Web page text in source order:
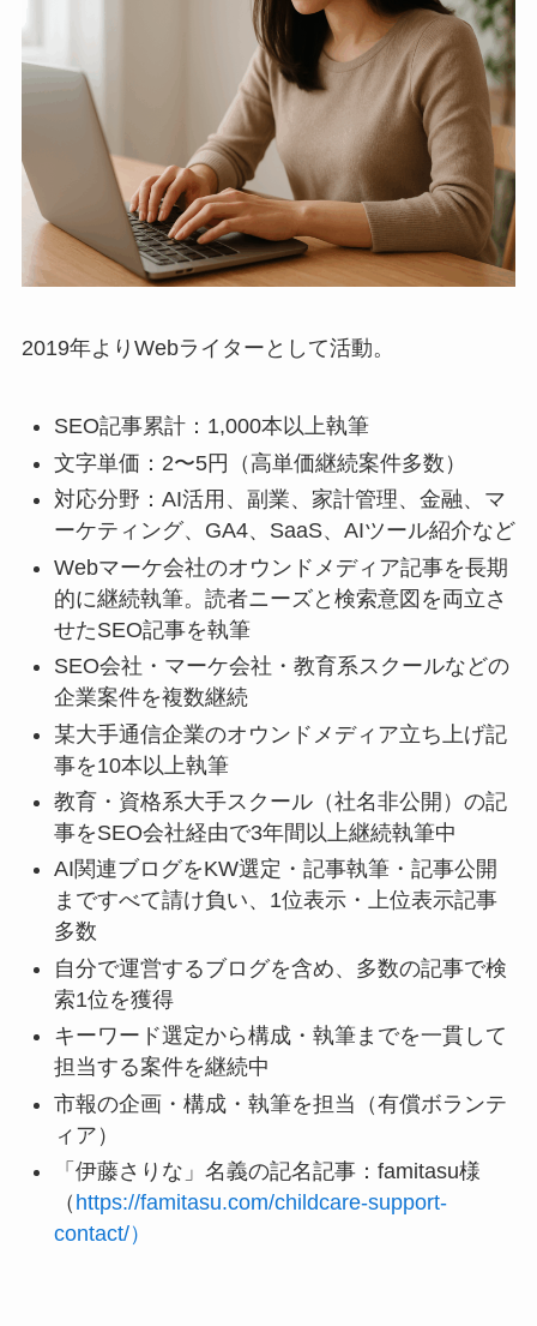
2019年よりWebライターとして活動。
SEO記事累計：1,000本以上執筆
文字単価：2〜5円（高単価継続案件多数）
対応分野：AI活用、副業、家計管理、金融、マ
ーケティング、GA4、SaaS、AIツール紹介など
Webマーケ会社のオウンドメディア記事を長期
的に継続執筆。読者ニーズと検索意図を両立さ
せたSEO記事を執筆
SEO会社・マーケ会社・教育系スクールなどの
企業案件を複数継続
某大手通信企業のオウンドメディア立ち上げ記
事を10本以上執筆
教育・資格系大手スクール（社名非公開）の記
事をSEO会社経由で3年間以上継続執筆中
AI関連ブログをKW選定・記事執筆・記事公開
まですべて請け負い、1位表示・上位表示記事
多数
自分で運営するブログを含め、多数の記事で検
索1位を獲得
キーワード選定から構成・執筆までを一貫して
担当する案件を継続中
市報の企画・構成・執筆を担当（有償ボランテ
ィア）
「伊藤さりな」名義の記名記事：famitasu様
（ https://famitasu.com/childcare-support-
contact/）